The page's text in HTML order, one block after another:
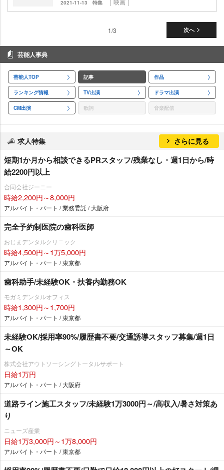
2021-11-13 特集 ｜映画｜
次へ
1/3
芸能人事典
芸能人TOP 記事 作品
ランキング情報 TV出演 ドラマ出演
CM出演 歌詞 音楽配信
求人特集 さらに見る
短期1か月から相談できるPRスタッフ/残業なし・週1日から/時
給2200円以上
合同会社ジーニー
時給2,200円～8,000円
アルバイト・パート / 業務委託 / 大阪府
完全予約制医院の歯科医師
おじまデンタルクリニック
時給4,500円～1万5,000円
アルバイト・パート / 東京都
歯科助手/未経験OK・扶養内勤務OK
モガミデンタルオフィス
時給1,300円～1,700円
アルバイト・パート / 東京都
未経験OK/採用率90%/履歴書不要/交通誘導スタッフ募集/週1日
～OK
株式会社アウトソーシングトータルサポート
日給1万円
アルバイト・パート / 大阪府
道路ライン施工スタッフ/未経験1万3000円～/高収入/暑さ対策あ
り
ニューズ産業
日給1万3,000円～1万8,000円
アルバイト・パート / 東京都